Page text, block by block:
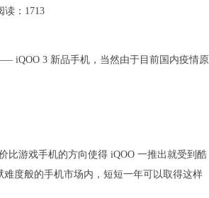
读：1713
iQOO 3 新品手机，当然由于目前国内疫情原
比游戏手机的方向使得 iQOO 一推出就受到酷
度般的手机市场内，短短一年可以取得这样